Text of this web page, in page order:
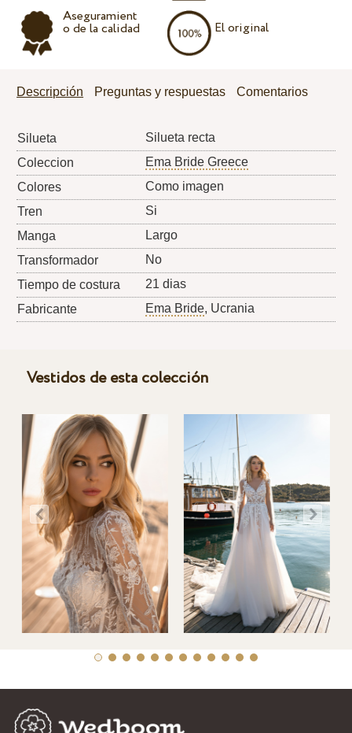
Aseguramient
o de la calidad El original
Descripción Preguntas y respuestas Comentarios
Silueta
Silueta recta
Coleccion
Ema Bride Greece
Colores
Como imagen
Tren
Si
Manga
Largo
Transformador
No
Tiempo de costura
21 dias
Fabricante
Ema Bride, Ucrania
Vestidos de esta colección